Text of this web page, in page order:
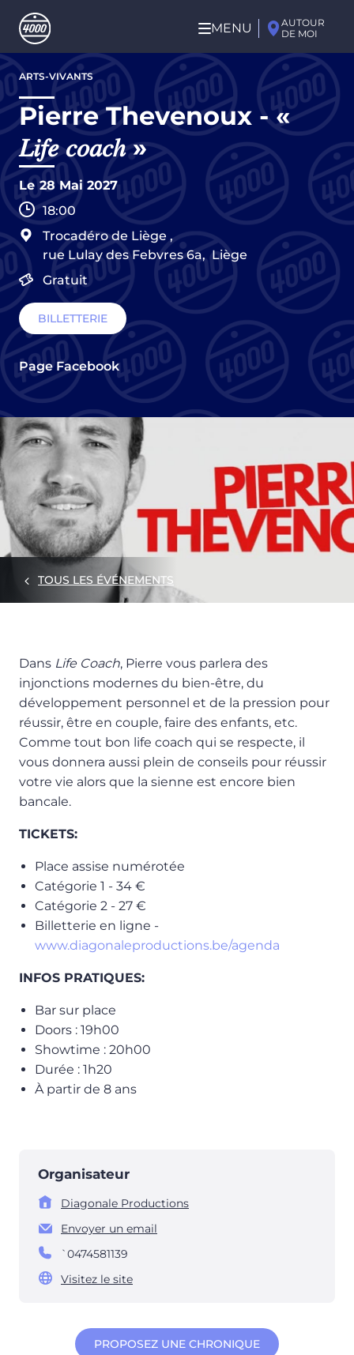
Aller au contenu principal
MENU
AUTOUR
DE MOI
Aller
au
contenu
principal
ARTS-VIVANTS
Pierre Thevenoux - «
𝐿𝑖𝑓𝑒 𝑐𝑜𝑎𝑐ℎ »
Le 28 Mai 2027
18:00
Trocadéro de Liège ,
rue Lulay des Febvres 6a, Liège
Gratuit
BILLETTERIE
Page Facebook
TOUS LES ÉVÉNEMENTS
Dans Life Coach, Pierre vous parlera des
injonctions modernes du bien-être, du
développement personnel et de la pression pour
réussir, être en couple, faire des enfants, etc.
Comme tout bon life coach qui se respecte, il
vous donnera aussi plein de conseils pour réussir
votre vie alors que la sienne est encore bien
bancale.
TICKETS:
Place assise numérotée
Catégorie 1 - 34 €
Catégorie 2 - 27 €
Billetterie en ligne -
www.diagonaleproductions.be/agenda
INFOS PRATIQUES:
Bar sur place
Doors : 19h00
Showtime : 20h00
Durée : 1h20
À partir de 8 ans
Organisateur
Diagonale Productions
Envoyer un email
`0474581139
Visitez le site
PROPOSEZ UNE CHRONIQUE